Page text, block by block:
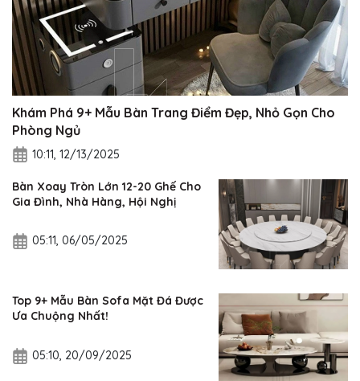
Khám Phá 9+ Mẫu Bàn Trang Điểm Đẹp, Nhỏ Gọn Cho
Phòng Ngủ
10:11, 12/13/2025
Bàn Xoay Tròn Lớn 12-20 Ghế Cho
Gia Đình, Nhà Hàng, Hội Nghị
05:11, 06/05/2025
Top 9+ Mẫu Bàn Sofa Mặt Đá Được
Ưa Chuộng Nhất!
05:10, 20/09/2025